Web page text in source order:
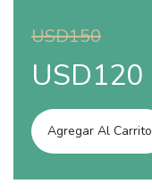
USD150
USD120
Agregar Al Carrito